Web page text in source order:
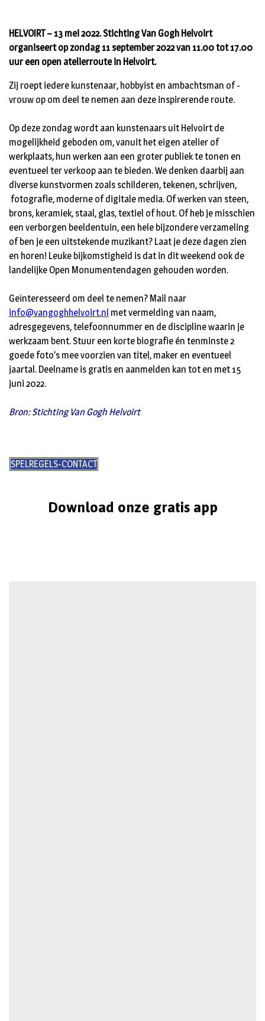
HELVOIRT – 13 mei 2022. Stichting Van Gogh Helvoirt
organiseert op zondag 11 september 2022 van 11.00 tot 17.00
uur een open atelierroute in Helvoirt.
Zij roept iedere kunstenaar, hobbyist en ambachtsman of -
vrouw op om deel te nemen aan deze inspirerende route.
Op deze zondag wordt aan kunstenaars uit Helvoirt de
mogelijkheid geboden om, vanuit het eigen atelier of
werkplaats, hun werken aan een groter publiek te tonen en
eventueel ter verkoop aan te bieden. We denken daarbij aan
diverse kunstvormen zoals schilderen, tekenen, schrijven,
fotografie, moderne of digitale media. Of werken van steen,
brons, keramiek, staal, glas, textiel of hout. Of heb je misschien
een verborgen beeldentuin, een hele bijzondere verzameling
of ben je een uitstekende muzikant? Laat je deze dagen zien
en horen! Leuke bijkomstigheid is dat in dit weekend ook de
landelijke Open Monumentendagen gehouden worden.
Geïnteresseerd om deel te nemen? Mail naar
info@vangoghhelvoirt.nl met vermelding van naam,
adresgegevens, telefoonnummer en de discipline waarin je
werkzaam bent. Stuur een korte biografie én tenminste 2
goede foto’s mee voorzien van titel, maker en eventueel
jaartal. Deelname is gratis en aanmelden kan tot en met 15
juni 2022.
Bron: Stichting Van Gogh Helvoirt
SPELREGELS-CONTACT
Download onze gratis app